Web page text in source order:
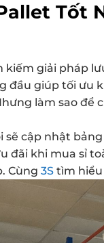
Tốt
kiếm giải pháp
đầu giúp tối ưu
làm sao để
sẽ cập nhật
đãi khi mua sỉ
Cùng 3Stìm hiểu